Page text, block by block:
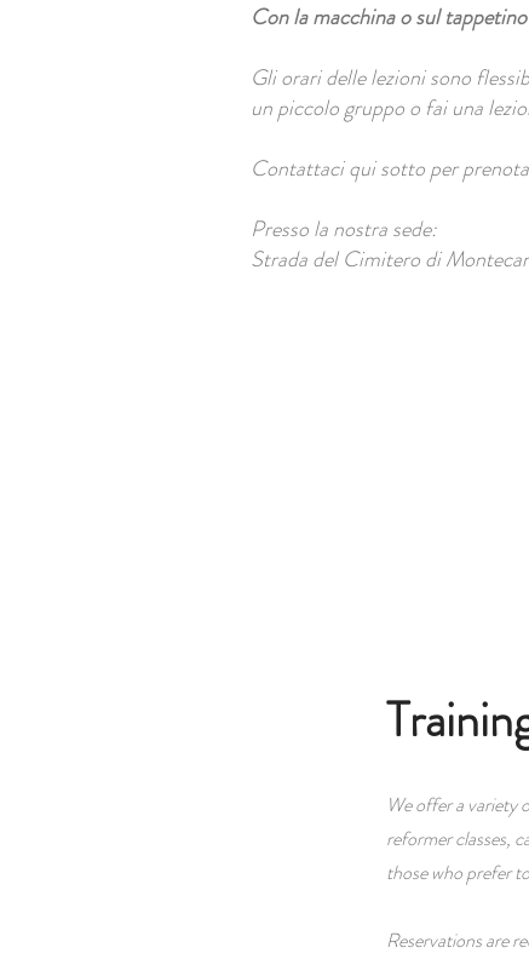
Con la macchina o sul tappetino
Gli orari delle lezioni sono
un piccolo gruppo o fai una
Contattaci qui sotto per
Presso la nostra sede:
Strada del Cimitero di
We offer a variety
reformer classes,
those who prefer
Reservations are